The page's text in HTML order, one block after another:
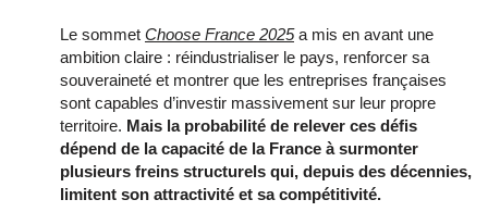
Le sommet Choose France 2025 a mis en avant une
ambition claire : réindustrialiser le pays, renforcer sa
souveraineté et montrer que les entreprises françaises
sont capables d’investir massivement sur leur propre
territoire. Mais la probabilité de relever ces défis
dépend de lacapacité de la France àsurmonter
plusieurs freins structurels qui, depuis des décennies,
limitent son attractivité et sacompétitivité.